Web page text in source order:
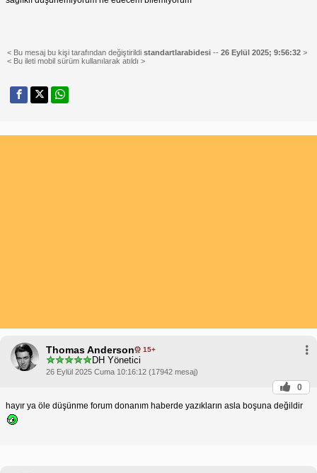
< Bu mesaj bu kişi tarafından değiştirildi standartlarabidesi -- 26 Eylül 2025; 9:56:32 >
< Bu ileti mobil sürüm kullanılarak atıldı >
Thomas Anderson 15+
DH Yönetici
26 Eylül 2025 Cuma 10:16:12 (17942 mesaj)
0
hayır ya öle düşünme forum donanım haberde yazıkların asla boşuna değildir